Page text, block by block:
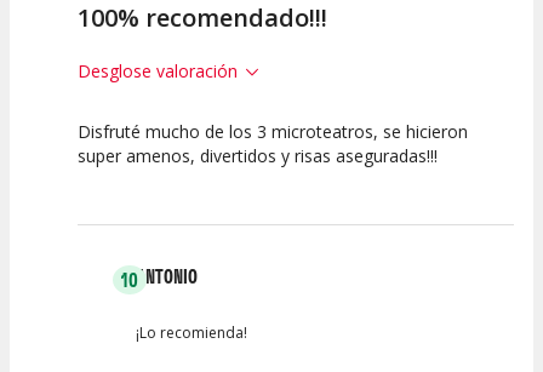
100% recomendado!!!
Desglose valoración
10 10 10
Disfruté mucho de los 3 microteatros, se hicieron
super amenos, divertidos y risas aseguradas!!!
10ANTONIO
¡Lo recomienda!